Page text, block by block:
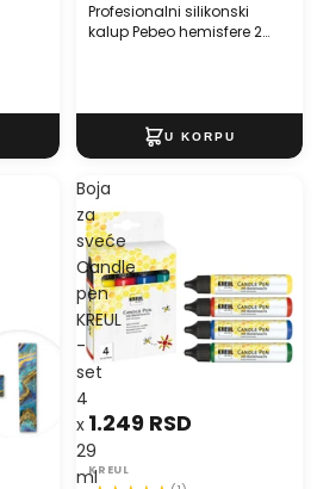
Profesionalni silikonski
kalup Pebeo hemisfere 2
Boja
za
sveće
Candle
pen
KREUL
-
set
4
x
29
ml
1.249 RSD
KREUL